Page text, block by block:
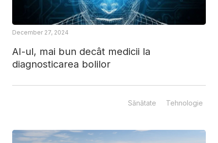
AI-ul, mai bun decât medicii la
diagnosticarea bolilor
December 27, 2024
Sănătate Tehnologie